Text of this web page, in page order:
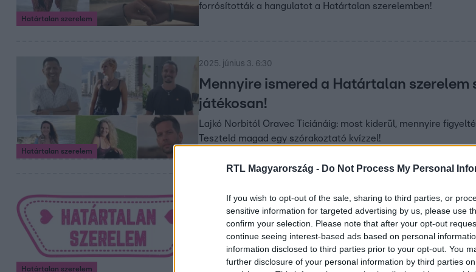
RTL Magyarország - Do Not Process My Personal
If you wish to opt-out of the sale, sharing to third parties, or
sensitive information for targeted advertising by us, please use
confirm your selection. Please note that after your opt-out
continue seeing interest-based ads based on personal
information disclosed to third parties prior to your opt-out. You
further disclosure of your personal information by third parties
Határtalan szerelem
forrósították a hangulatot a Határtalan szerelemben!
Határtalan szerelem
2025. június 3. 6:30
Mennyire ismered a Határtalan
játékosan!
Lajkó Norbitól Oravec Ticiánáig: most kiderül, mennyire
Teszteld magad egy szórakoztató kvízzel!
Határtalan szerelem
Hol nézhető vissza a Határtalan
Aranyló tengerpartokon és kristálytiszta vízpartokon
Mutatjuk, hol tudod ismét átélni a részeket!